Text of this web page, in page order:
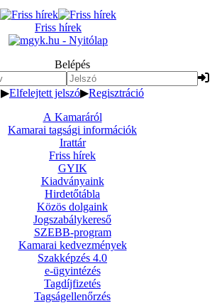
Friss hírek
Belépés
▶Elfelejtett jelszó▶Regisztráció
A Kamaráról
Kamarai tagsági információk
Irattár
Friss hírek
GYIK
Kiadványaink
Hirdetőtábla
Közös dolgaink
Jogszabálykereső
SZEBB-program
Kamarai kedvezmények
Szakképzés 4.0
e-ügyintézés
Tagdíjfizetés
Tagságellenőrzés